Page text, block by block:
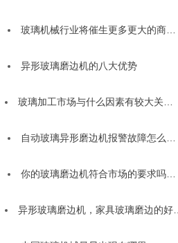
玻璃机械行业将催生更多更大的商…
异形玻璃磨边机的八大优势
玻璃加工市场与什么因素有较大关…
自动玻璃异形磨边机报警故障怎么…
你的玻璃磨边机符合市场的要求吗…
异形玻璃磨边机，家具玻璃磨边的好…